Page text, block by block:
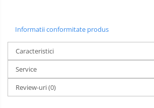
Informatii conformitate produs
Caracteristici
Service
Review-uri(0)